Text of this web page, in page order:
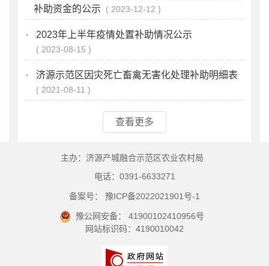
补助资金的公示
2023-12-12
· 2023年上半年疫情处置补助情况公示
2023-08-15
· 济源示范区因灾死亡畜禽无害化处理补助明细表
2021-08-11
查看更多
主办：济源产城融合示范区农业农村局
电话：0391-6633271
备案号： 豫ICP备2022021901号-1
豫公网安备： 41900102410956号
网站标识码：4190010042